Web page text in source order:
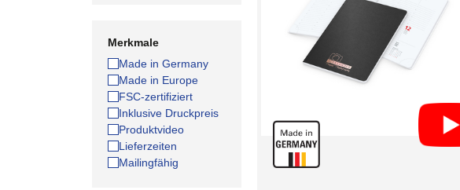
Merkmale
Made in Germany
Made in Europe
FSC-zertifiziert
Inklusive Druckpreis
Produktvideo
Lieferzeiten
Mailingfähig